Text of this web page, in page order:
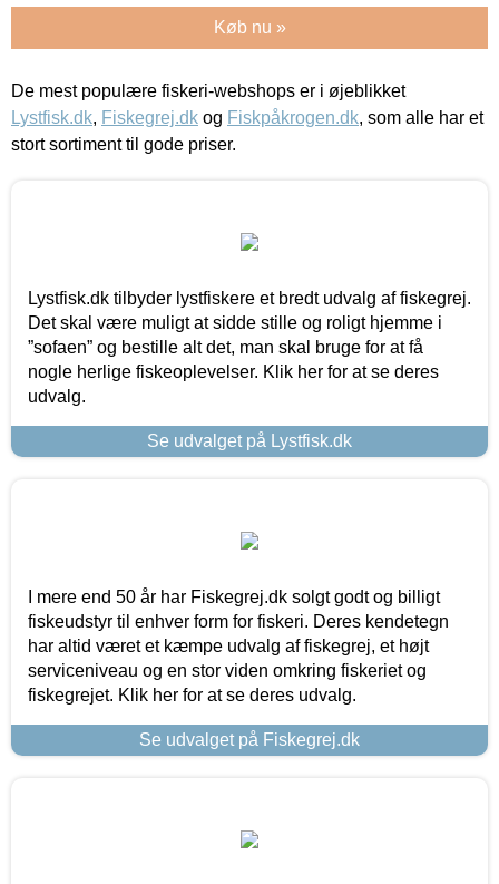
Køb nu »
De mest populære fiskeri-webshops er i øjeblikket
Lystfisk.dk, Fiskegrej.dk og Fiskpåkrogen.dk, som alle har et
stort sortiment til gode priser.
Lystfisk.dk tilbyder lystfiskere et bredt udvalg af fiskegrej.
Det skal være muligt at sidde stille og roligt hjemme i
”sofaen” og bestille alt det, man skal bruge for at få
nogle herlige fiskeoplevelser. Klik her for at se deres
udvalg.
Se udvalget på Lystfisk.dk
I mere end 50 år har Fiskegrej.dk solgt godt og billigt
fiskeudstyr til enhver form for fiskeri. Deres kendetegn
har altid været et kæmpe udvalg af fiskegrej, et højt
serviceniveau og en stor viden omkring fiskeriet og
fiskegrejet. Klik her for at se deres udvalg.
Se udvalget på Fiskegrej.dk